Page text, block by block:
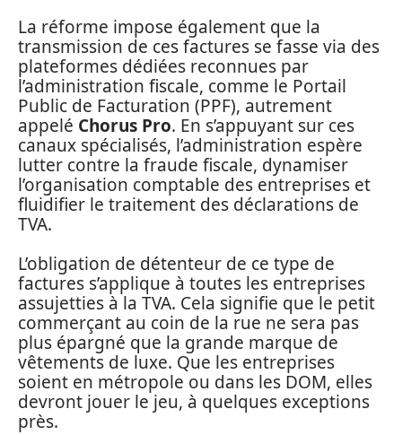
La réforme impose également que la
transmission de ces factures se fasse via des
plateformes dédiées reconnues par
l’administration fiscale, comme le Portail
Public de Facturation (PPF), autrement
appelé Chorus Pro. En s’appuyant sur ces
canaux spécialisés, l’administration espère
lutter contre la fraude fiscale, dynamiser
l’organisation comptable des entreprises et
fluidifier le traitement des déclarations de
TVA.
L’obligation de détenteur de ce type de
factures s’applique à toutes les entreprises
assujetties à la TVA. Cela signifie que le petit
commerçant au coin de la rue ne sera pas
plus épargné que la grande marque de
vêtements de luxe. Que les entreprises
soient en métropole ou dans les DOM, elles
devront jouer le jeu, à quelques exceptions
près.